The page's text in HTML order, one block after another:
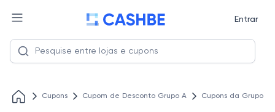
Entrar
Cupons Cupom de Desconto Grupo A Cupons da Grupo A